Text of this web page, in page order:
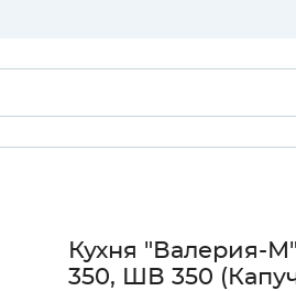
Кухня "Валерия-
350, ШВ 350